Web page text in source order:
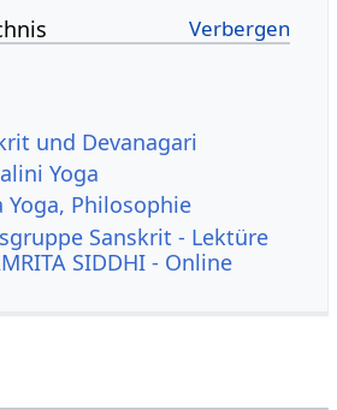
und Devanagari
Yoga
Yoga, Philosophie
Sanskrit - Lektüre
SIDDHI - Online